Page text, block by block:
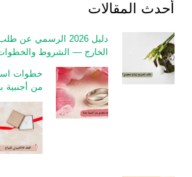
أحدث المقالات
دليل 2026 الرسمي
الخارج — الشروط والخطوات
خطوات
من